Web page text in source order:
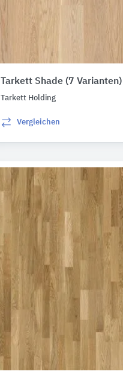
Tarkett Shade (7 Varianten)
Tarkett Holding
Vergleichen